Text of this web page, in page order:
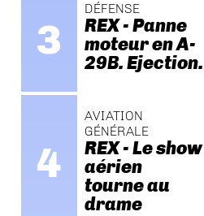
DÉFENSE
REX - Panne
moteur en A-
29B. Ejection.
AVIATION
GÉNÉRALE
REX - Le show
aérien
tourne au
drame